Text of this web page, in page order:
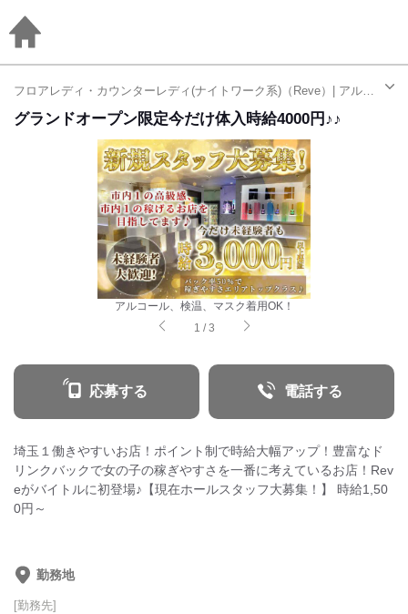
フロアレディ・カウンターレディ(ナイトワーク系)（Reve）| アルバイト・パート求人（加須駅）
グランドオープン限定今だけ体入時給4000円♪♪
アルコール、検温、マスク着用OK！
1 /3
応募する 電話する
埼玉１働きやすいお店！ポイント制で時給大幅アップ！豊富なド
リンクバックで女の子の稼ぎやすさを一番に考えているお店！Rev
eがバイトルに初登場♪【現在ホールスタッフ大募集！】 時給1,50
0円～
勤務地
[勤務先]